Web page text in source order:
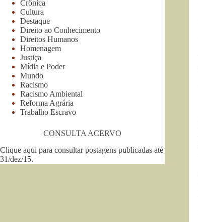
Crônica
Cultura
Destaque
Direito ao Conhecimento
Direitos Humanos
Homenagem
Justiça
Mídia e Poder
Mundo
Racismo
Racismo Ambiental
Reforma Agrária
Trabalho Escravo
CONSULTA ACERVO
Clique aqui para consultar postagens publicadas até
31/dez/15.